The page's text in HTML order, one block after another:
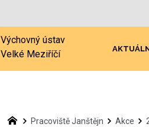
Výchovný ústav
Velké Meziříčí
Pracoviště Janštějn Akce